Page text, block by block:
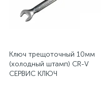
Ключ трещоточный 10мм
(холодный штамп) CR-V
СЕРВИС КЛЮЧ